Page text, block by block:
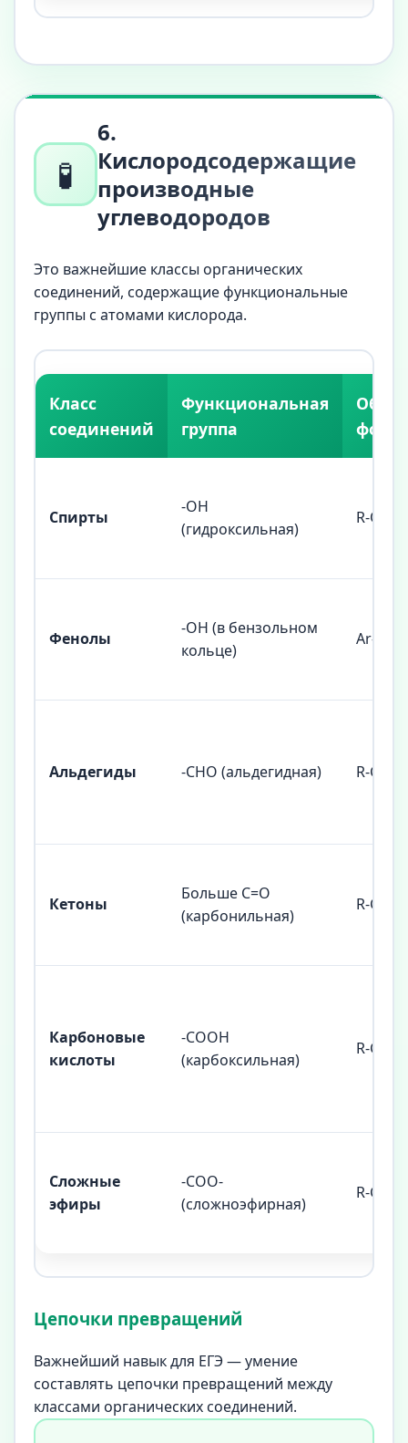
🧪
6.
Кислородсодержащие
производные
углеводородов
Это важнейшие классы органических
соединений, содержащие функциональные
группы с атомами кислорода.
Класс
соединений
Функциональная
группа
Спирты
-OH
(гидроксильная)
R-OH
Фенолы
-OH (в бензольном
кольце)
Ar-OH
Альдегиды -CHO (альдегидная) R-CHO
Кетоны
Больше C=O
(карбонильная)
R-CO-R'
Карбоновые
кислоты
-COOH
(карбоксильная)
R-
Сложные
эфиры
-COO-
(сложноэфирная)
R-
Цепочки превращений
Важнейший навык для ЕГЭ — умение
составлять цепочки превращений между
классами органических соединений.